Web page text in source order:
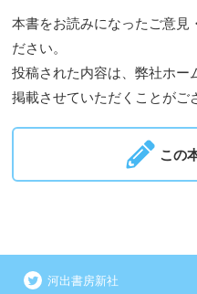
本書をお読みになったご意見
ださい。
投稿された内容は、弊社ホー
掲載させていただくことがご
この
河出書房新社